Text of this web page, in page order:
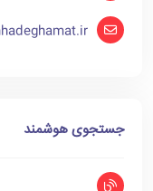
جستجوی هوشمند